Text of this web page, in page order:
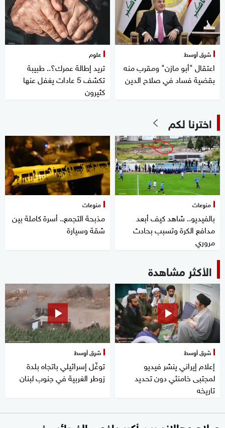
شرق أوسط
اعتقال "أبو مازن" ومقرب منه
بقضية فساد في صلاح الدين
علوم
تريد إطالة عمرك؟.. طبيبة
تكشف 5 عادات يغفل عنها
كثيرون
اخترنا لكم
منوعات
بالفيديو.. شاهد كيف أبعد
مدافع الكرة وتسبب بحادث
مروري
منوعات
مذبحة التجمع.. أسرة كاملة بين
شقة وسيارة
الأكثر مشاهدة
شرق أوسط
إعلام إيراني ينشر فيديو
لمجتبى خامنئي دون تحديد
تاريخه
شرق أوسط
توغّل إسرائيلي باتجاه بلدة
زوطر الغربية في جنوب لبنان